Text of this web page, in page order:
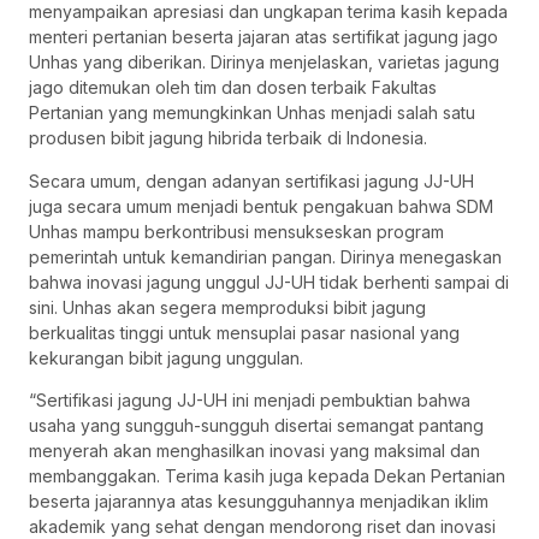
menyampaikan apresiasi dan ungkapan terima kasih kepada
menteri pertanian beserta jajaran atas sertifikat jagung jago
Unhas yang diberikan. Dirinya menjelaskan, varietas jagung
jago ditemukan oleh tim dan dosen terbaik Fakultas
Pertanian yang memungkinkan Unhas menjadi salah satu
produsen bibit jagung hibrida terbaik di Indonesia.
Secara umum, dengan adanyan sertifikasi jagung JJ-UH
juga secara umum menjadi bentuk pengakuan bahwa SDM
Unhas mampu berkontribusi mensukseskan program
pemerintah untuk kemandirian pangan. Dirinya menegaskan
bahwa inovasi jagung unggul JJ-UH tidak berhenti sampai di
sini. Unhas akan segera memproduksi bibit jagung
berkualitas tinggi untuk mensuplai pasar nasional yang
kekurangan bibit jagung unggulan.
“Sertifikasi jagung JJ-UH ini menjadi pembuktian bahwa
usaha yang sungguh-sungguh disertai semangat pantang
menyerah akan menghasilkan inovasi yang maksimal dan
membanggakan. Terima kasih juga kepada Dekan Pertanian
beserta jajarannya atas kesungguhannya menjadikan iklim
akademik yang sehat dengan mendorong riset dan inovasi